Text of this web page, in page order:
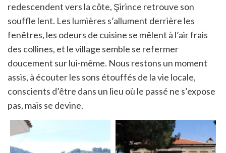
redescendent vers la côte, Şirince retrouve son
souffle lent. Les lumières s’allument derrière les
fenêtres, les odeurs de cuisine se mêlent à l’air frais
des collines, et le village semble se refermer
doucement sur lui-même. Nous restons un moment
assis, à écouter les sons étouffés de la vie locale,
conscients d’être dans un lieu où le passé ne s’expose
pas, mais se devine.